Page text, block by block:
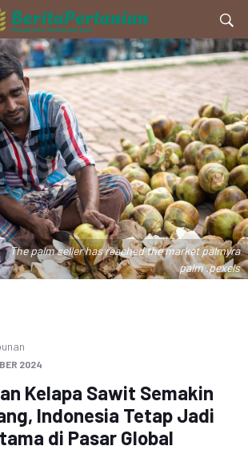
The palm seller has reached the market palmyra
palm .pexels
2024
Kelapa Sawit Semakin
Indonesia Tetap Jadi
di Pasar Global